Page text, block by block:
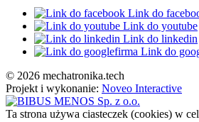
Link do
Link do youtube
Link do linkedin
Link do
© 2026 mechatronika.tech
Projekt i wykonanie: Noveo Interactive
Ta strona używa ciasteczek (cookies) w